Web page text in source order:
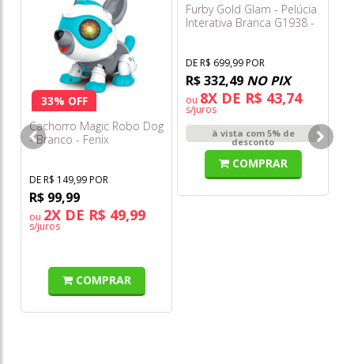
33% OFF
Cachorro Magic Robo Dog
- Branco - Fenix
DE R$ 149,99 POR
R$ 99,99
ou 2X DE R$ 49,99
s/juros
COMPRAR
Furby Gold Glam - Pelúcia
Interativa Branca G1938 -
DE R$ 699,99 POR
R$ 332,49 NO PIX
ou 8X DE R$ 43,74
s/juros
à vista com 5% de
desconto
COMPRAR